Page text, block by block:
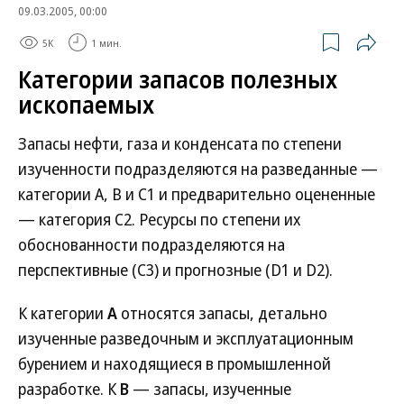
09.03.2005, 00:00
5K 1 мин.
Категории запасов полезных
ископаемых
Запасы нефти, газа и конденсата по степени
изученности подразделяются на разведанные —
категории A, B и C1 и предварительно оцененные
— категория C2. Ресурсы по степени их
обоснованности подразделяются на
перспективные (С3) и прогнозные (D1 и D2).
К категории A относятся запасы, детально
изученные разведочным и эксплуатационным
бурением и находящиеся в промышленной
разработке. КВ — запасы, изученные